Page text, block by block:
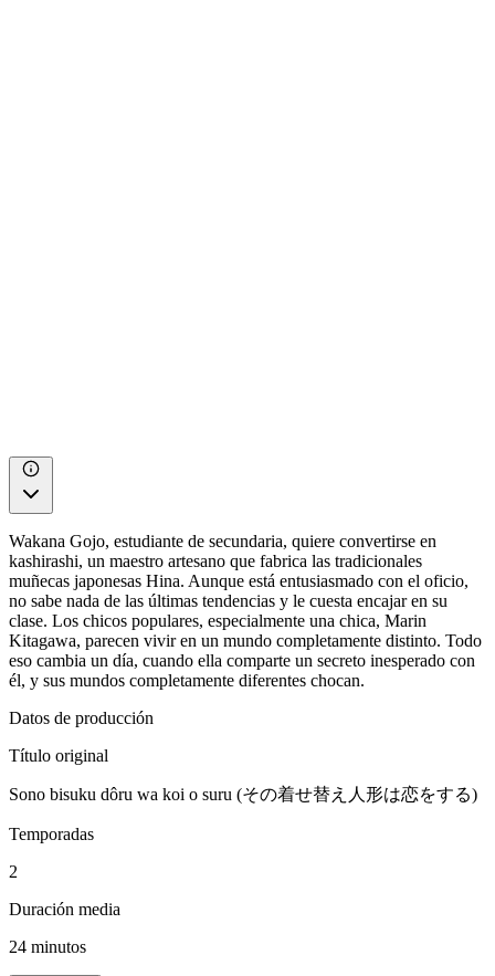
Wakana Gojo, estudiante de secundaria, quiere convertirse en
kashirashi, un maestro artesano que fabrica las tradicionales
muñecas japonesas Hina. Aunque está entusiasmado con el oficio,
no sabe nada de las últimas tendencias y le cuesta encajar en su
clase. Los chicos populares, especialmente una chica, Marin
Kitagawa, parecen vivir en un mundo completamente distinto. Todo
eso cambia un día, cuando ella comparte un secreto inesperado con
él, y sus mundos completamente diferentes chocan.
Datos de producción
Título original
Sono bisuku dôru wa koi o suru (その着せ替え人形は恋をする)
Temporadas
2
Duración media
24 minutos